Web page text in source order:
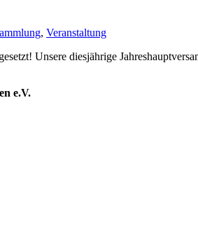
, Veranstaltung
Unsere diesjährige
e.V.